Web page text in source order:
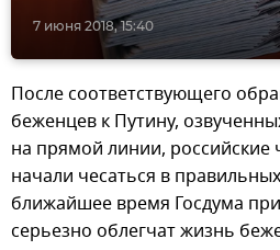
7 июня 2018, 15:40
После соответствующего
беженцев к Путину,
на прямой линии, российские
начали чесаться в
ближайшее время Госдума
серьезно облегчат жизнь